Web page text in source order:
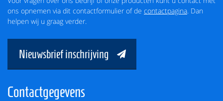
ons opnemen via dit contactformulier of de contactpagina. Dan
helpen wij u graag verder.
Nieuwsbrief inschrijving
Contactgegevens